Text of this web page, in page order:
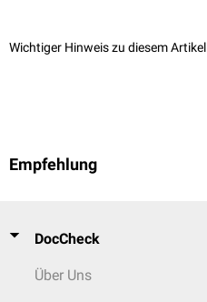
Wichtiger Hinweis zu diesem Artikel
Empfehlung
DocCheck
Über Uns